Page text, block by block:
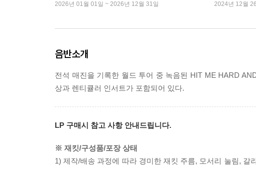
2026년 01월 01일 ~ 2026년 12월 31일 2024년 12월
음반소개
전석 매진을 기록한 월드 투어 중 녹음된 HIT ME HARD
상과 렌티큘러 인서트가 포함되어 있다.
LP 구매시 참고 사항 안내드립니다.
※ 재킷/구성품/포장 상태
1) 제작/배송 과정에 따라 경미한 재킷 주름, 모서리 눌림,